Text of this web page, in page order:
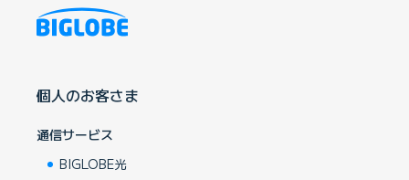
個人のお客さま
通信サービス
BIGLOBE光